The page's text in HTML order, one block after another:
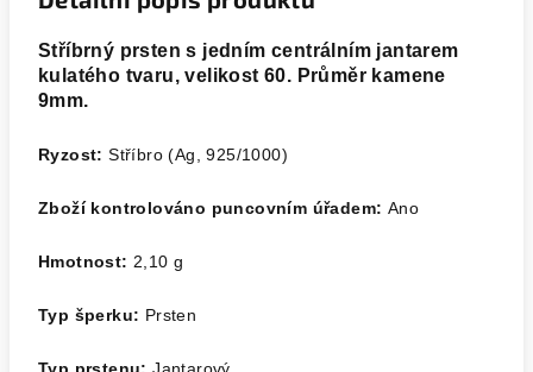
Stříbrný prsten s jedním centrálním jantarem
kulatého tvaru, velikost 60. Průměr kamene
9mm.
Ryzost:Stříbro (Ag, 925/1000)
Zboží kontrolováno puncovním úřadem: Ano
Hmotnost: 2,10 g
Typ šperku: Prsten